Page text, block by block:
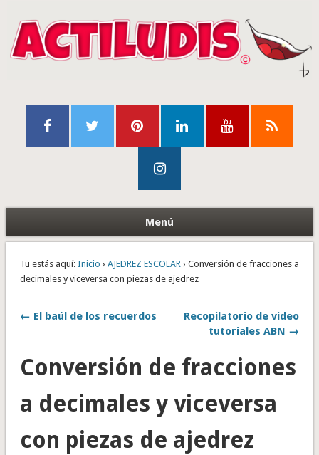
Menú
Tu estás aquí: Inicio › AJEDREZ ESCOLAR› Conversión de fracciones a
decimales y viceversa con piezas de ajedrez
← El baúl de los recuerdos
Recopilatorio de video
tutoriales ABN →
Conversión de fracciones
a decimales y viceversa
con piezas de ajedrez